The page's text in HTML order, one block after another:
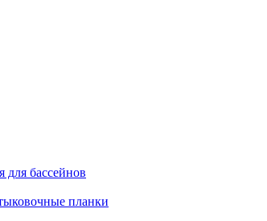
для бассейнов
планки